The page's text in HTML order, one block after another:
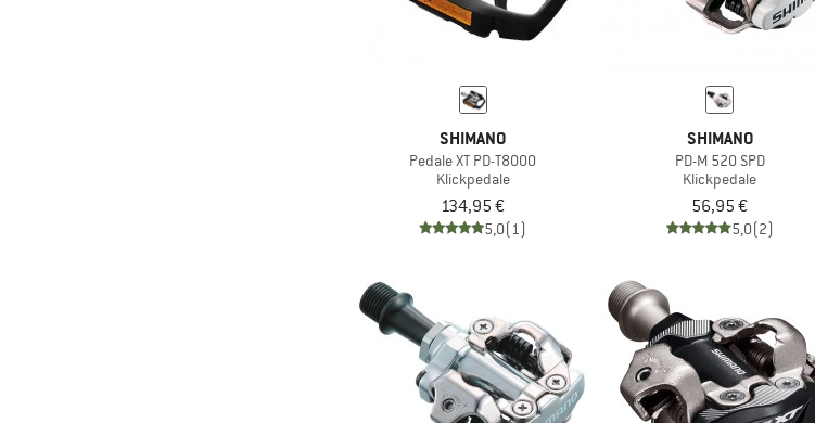
SHIMANO
Pedale XT PD-T8000
Klickpedale
134,95 €
5,0(1)
SHIMANO
PD-M 520 SPD
Klickpedale
56,95 €
5,0(2)